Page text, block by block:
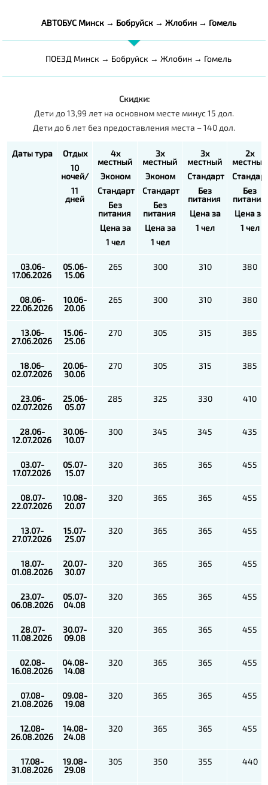
АВТОБУС Минск → Бобруйск → Жлобин → Гомель
ПОЕЗД Минск → Бобруйск → Жлобин → Гомель
Скидки:
Дети до 13,99 лет на основном месте минус 15 дол.
Дети до 6 лет без предоставления места – 140 дол.
Даты тура
Отдых
10
ночей/
11
дней
4х
местный
Эконом
Стандарт
Без
питания
Цена за
1 чел
3х
местный
Эконом
Стандарт
Без
питания
Цена за
1 чел
3х
местный
Стандарт
Без
питания
Цена за
1 чел
2х
местный
Без
питания
Цена за
1 чел
03.06-
17.06.2026
05.06-
15.06
265 300 310 380
08.06-
22.06.2026
10.06-
20.06
265 300 310 380
13.06-
27.06.2026
15.06-
25.06
270 305 315 385
18.06-
02.07.2026
20.06-
30.06
270 305 315 385
23.06-
02.07.2026
25.06-
05.07
285 325 330 410
28.06-
12.07.2026
30.06-
10.07
300 345 345 435
03.07-
17.07.2026
05.07-
15.07
320 365 365 455
08.07-
22.07.2026
10.08-
20.07
320 365 365 455
13.07-
27.07.2026
15.07-
25.07
320 365 365 455
18.07-
01.08.2026
20.07-
30.07
320 365 365 455
23.07-
06.08.2026
05.07-
04.08
320 365 365 455
28.07-
11.08.2026
30.07-
09.08
320 365 365 455
02.08-
16.08.2026
04.08-
14.08
320 365 365 455
07.08-
21.08.2026
09.08-
19.08
320 365 365 455
12.08-
26.08.2026
14.08-
24.08
320 365 365 455
17.08-
31.08.2026
19.08-
29.08
305 350 355 440